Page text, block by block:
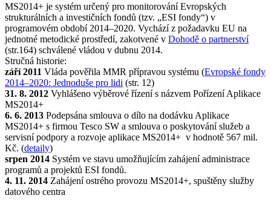
MS2014+ je systém určený pro monitorování Evropských
strukturálních a investičních fondů (tzv. „ESI fondy“) v
programovém období 2014–2020. Vychází z požadavku EU na
jednotné metodické prostředí, zakotvené v Dohodě o partnerství
(str.164) schválené vládou v dubnu 2014.
Stručná historie:
září 2011 Vláda pověřila MMR přípravou systému (Evropské fondy
2014–2020: Jednoduše pro lidi (str. 12)
31. 8. 2012 Vyhlášeno výběrové řízení s názvem Pořízení Aplikace
MS2014+
6. 6. 2013 Podepsána smlouva o dílo na dodávku Aplikace
MS2014+ s firmou Tesco SW a smlouva o poskytování služeb a
servisní podpory a rozvoje aplikace MS2014+ v hodnotě 567 mil.
Kč. (detaily)
srpen 2014 Systém ve stavu umožňujícím zahájení administrace
programů a projektů ESI fondů.
4. 11. 2014 Zahájení ostrého provozu MS2014+, spuštěny služby
datového centra